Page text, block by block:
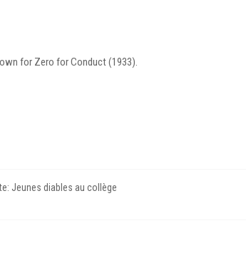
for Zero for Conduct (1933).
Jeunes diables au collège